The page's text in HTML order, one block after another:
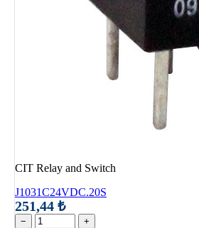
CIT Relay and Switch
J1031C24VDC.20S
251,44 ₺
− +